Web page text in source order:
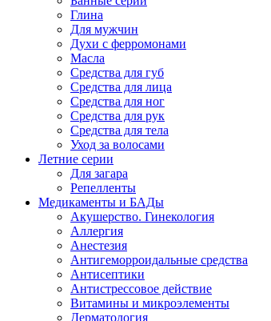
Глина
Для мужчин
Духи с ферромонами
Масла
Средства для губ
Средства для лица
Средства для ног
Средства для рук
Средства для тела
Уход за волосами
Летние серии
Для загара
Репелленты
Медикаменты и БАДы
Акушерство. Гинекология
Аллергия
Анестезия
Антигеморроидальные средства
Антисептики
Антистрессовое действие
Витамины и микроэлементы
Дерматология